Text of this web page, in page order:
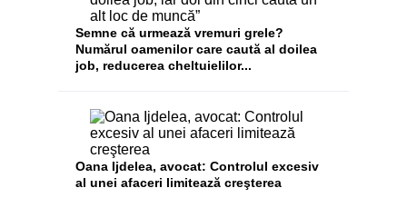
Semne că urmează vremuri grele?
Numărul oamenilor care caută al doilea
job, reducerea cheltuielilor...
Oana Ijdelea, avocat: Controlul excesiv
al unei afaceri limitează creşterea